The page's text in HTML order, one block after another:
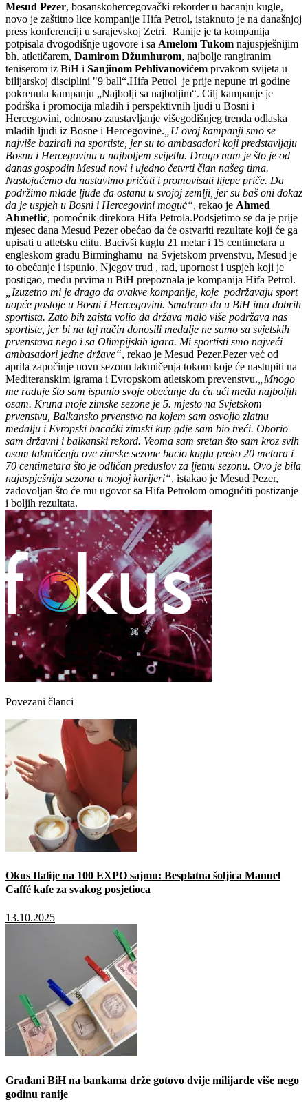
Mesud Pezer, bosanskohercegovački rekorder u bacanju kugle,
novo je zaštitno lice kompanije Hifa Petrol, istaknuto je na današnjoj
press konferenciji u sarajevskoj Zetri. Ranije je ta kompanija
potpisala dvogodišnje ugovore i sa Amelom Tukom najuspješnijim
bh. atletičarem, Damirom Džumhurom, najbolje rangiranim
teniserom iz BiH i Sanjinom Pehlivanovićem prvakom svijeta u
bilijarskoj disciplini "9 ball“.Hifa Petrol je prije nepune tri godine
pokrenula kampanju „Najbolji sa najboljim“. Cilj kampanje je
podrška i promocija mladih i perspektivnih ljudi u Bosni i
Hercegovini, odnosno zaustavljanje višegodišnjeg trenda odlaska
mladih ljudi iz Bosne i Hercegovine. „U ovoj kampanji smo se
najviše bazirali na sportiste, jer su to ambasadori koji predstavljaju
Bosnu i Hercegovinu u najboljem svijetlu. Drago nam je što je od
danas gospodin Mesud novi i ujedno četvrti član našeg tima.
Nastojaćemo da nastavimo pričati i promovisati lijepe priče. Da
podržimo mlade ljude da ostanu u svojoj zemlji, jer su baš oni dokaz
da je uspjeh u Bosni i Hercegovini moguć“, rekao je Ahmed
Ahmetlić, pomoćnik direkora Hifa Petrola.Podsjetimo se da je prije
mjesec dana Mesud Pezer obećao da će ostvariti rezultate koji će ga
upisati u atletsku elitu. Bacivši kuglu 21 metar i 15 centimetara u
engleskom gradu Birminghamu na Svjetskom prvenstvu, Mesud je
to obećanje i ispunio. Njegov trud , rad, upornost i uspjeh koji je
postigao, među prvima u BiH prepoznala je kompanija Hifa Petrol.
„Izuzetno mi je drago da ovakve kompanije, koje podržavaju sport
uopće postoje u Bosni i Hercegovini. Smatram da u BiH ima dobrih
sportista. Zato bih zaista volio da država malo više podržava nas
sportiste, jer bi na taj način donosili medalje ne samo sa svjetskih
prvenstava nego i sa Olimpijskih igara. Mi sportisti smo najveći
ambasadori jedne države“, rekao je Mesud Pezer.Pezer već od
aprila započinje novu sezonu takmičenja tokom koje će nastupiti na
Mediteranskim igrama i Evropskom atletskom prevenstvu. „Mnogo
me raduje što sam ispunio svoje obećanje da ću ući među najboljih
osam. Kruna moje zimske sezone je 5. mjesto na Svjetskom
prvenstvu, Balkansko prvenstvo na kojem sam osvojio zlatnu
medalju i Evropski bacački zimski kup gdje sam bio treći. Oborio
sam državni i balkanski rekord. Veoma sam sretan što sam kroz svih
osam takmičenja ove zimske sezone bacio kuglu preko 20 metara i
70 centimetara što je odličan preduslov za ljetnu sezonu. Ovo je bila
najuspješnija sezona u mojoj karijeri“, istakao je Mesud Pezer,
zadovoljan što će mu ugovor sa Hifa Petrolom omogućiti postizanje
i boljih rezultata.
Povezani članci
Okus Italije na 100 EXPO sajmu: Besplatna šoljica Manuel
Caffé kafe za svakog posjetioca
13.10.2025
Građani BiH na bankama drže gotovo dvije milijarde više nego
godinu ranije